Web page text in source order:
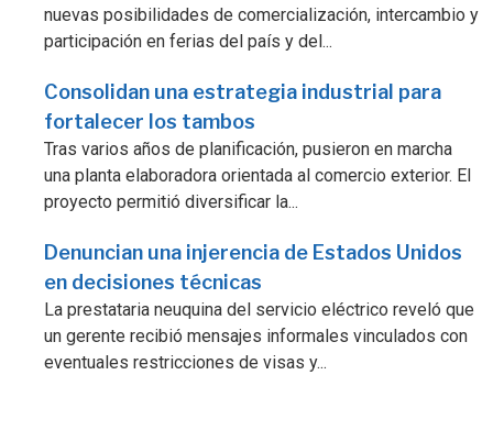
nuevas posibilidades de comercialización, intercambio y
participación en ferias del país y del...
Consolidan una estrategia industrial para
fortalecer los tambos
Tras varios años de planificación, pusieron en marcha
una planta elaboradora orientada al comercio exterior. El
proyecto permitió diversificar la...
Denuncian una injerencia de Estados Unidos
en decisiones técnicas
La prestataria neuquina del servicio eléctrico reveló que
un gerente recibió mensajes informales vinculados con
eventuales restricciones de visas y...